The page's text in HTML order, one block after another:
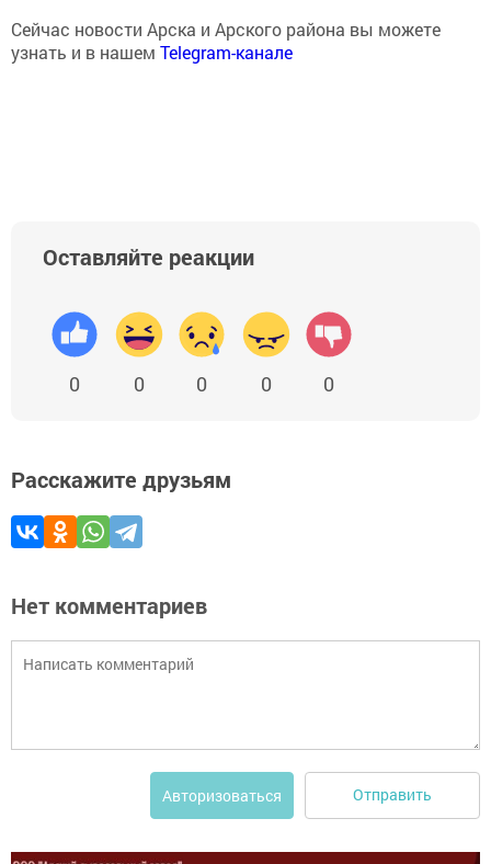
Сейчас новости Арска и Арского района вы можете
узнать и в нашем Telegram-канале
Оставляйте реакции
0 0 0 0 0
Расскажите друзьям
Нет комментариев
Авторизоваться Отправить